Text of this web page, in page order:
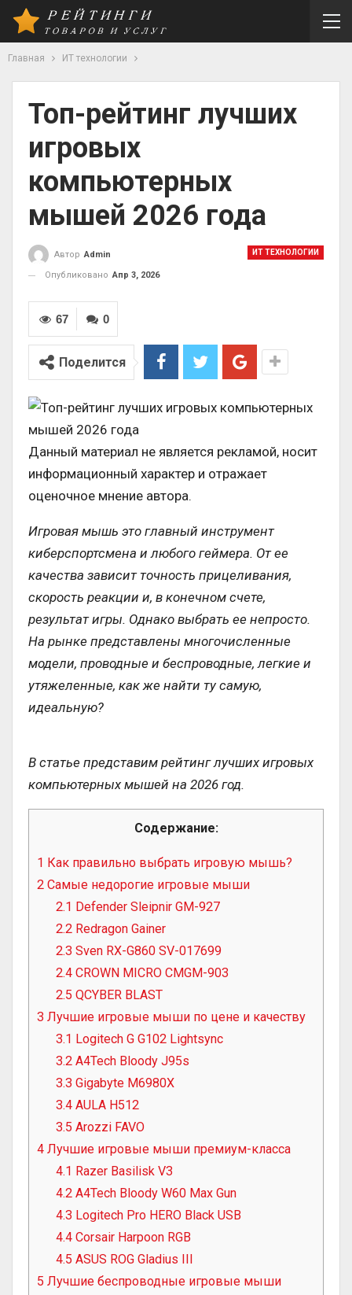
Главная ИТ технологии
Топ-рейтинг лучших
игровых
компьютерных
мышей 2026 года
ИТ ТЕХНОЛОГИИ
Автор Admin
Опубликовано Апр 3, 2026
0
67
Поделится
Данный материал не является рекламой, носит
информационный характер и отражает
оценочное мнение автора.
Игровая мышь это главный инструмент
киберспортсмена и любого геймера. От ее
качества зависит точность прицеливания,
скорость реакции и, в конечном счете,
результат игры. Однако выбрать ее непросто.
На рынке представлены многочисленные
модели, проводные и беспроводные, легкие и
утяжеленные, как же найти ту самую,
идеальную?
В статье представим рейтинг лучших игровых
компьютерных мышей на 2026 год.
Содержание:
1 Как правильно выбрать игровую мышь?
2 Самые недорогие игровые мыши
2.1 Defender Sleipnir GM-927
2.2 Redragon Gainer
2.3 Sven RX-G860 SV-017699
2.4 CROWN MICRO CMGM-903
2.5 QCYBER BLAST
3 Лучшие игровые мыши по цене и качеству
3.1 Logitech G G102 Lightsync
3.2 A4Tech Bloody J95s
3.3 Gigabyte M6980X
3.4 AULA H512
3.5 Arozzi FAVO
4 Лучшие игровые мыши премиум-класса
4.1 Razer Basilisk V3
4.2 A4Tech Bloody W60 Max Gun
4.3 Logitech Pro HERO Black USB
4.4 Corsair Harpoon RGB
4.5 ASUS ROG Gladius III
5 Лучшие беспроводные игровые мыши